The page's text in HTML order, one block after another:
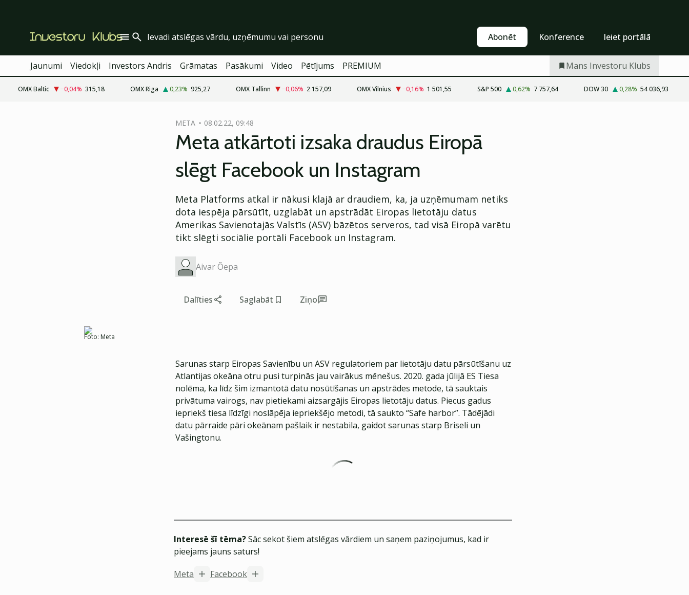
Abonēt Konference Ieiet portālā
Jaunumi Viedokļi Investors Andris Grāmatas Pasākumi Video Pētījums PREMIUM Mans Investoru Klubs
OMX Baltic −0,04% 315,18 OMX Riga 0,23% 925,27 OMX Tallinn −0,06% 2 157,09 OMX Vilnius −0,16% 1 501,55 S&P 500 0,62% 7 757,64 DOW 30 0,28% 54 036,93
META 08.02.22, 09:48
Meta atkārtoti izsaka draudus Eiropā
slēgt Facebook un Instagram
Meta Platforms atkal ir nākusi klajā ar draudiem, ka, ja uzņēmumam netiks
dota iespēja pārsūtīt, uzglabāt un apstrādāt Eiropas lietotāju datus
Amerikas Savienotajās Valstīs (ASV) bāzētos serveros, tad visā Eiropā varētu
tikt slēgti sociālie portāli Facebook un Instagram.
Aivar Õepa
Dalīties Saglabāt Ziņo
Foto: Meta
Sarunas starp Eiropas Savienību un ASV regulatoriem par lietotāju datu pārsūtīšanu uz
Atlantijas okeāna otru pusi turpinās jau vairākus mēnešus. 2020. gada jūlijā ES Tiesa
nolēma, ka līdz šim izmantotā datu nosūtīšanas un apstrādes metode, tā sauktais
privātuma vairogs, nav pietiekami aizsargājis Eiropas lietotāju datus. Piecus gadus
iepriekš tiesa līdzīgi noslāpēja iepriekšējo metodi, tā saukto “Safe harbor”. Tādējādi
datu pārraide pāri okeānam pašlaik ir nestabila, gaidot sarunas starp Briseli un
Vašingtonu.
Interesē šī tēma?Sāc sekot šiem atslēgas vārdiem un saņem paziņojumus, kad ir
pieejams jauns saturs!
Meta
Facebook